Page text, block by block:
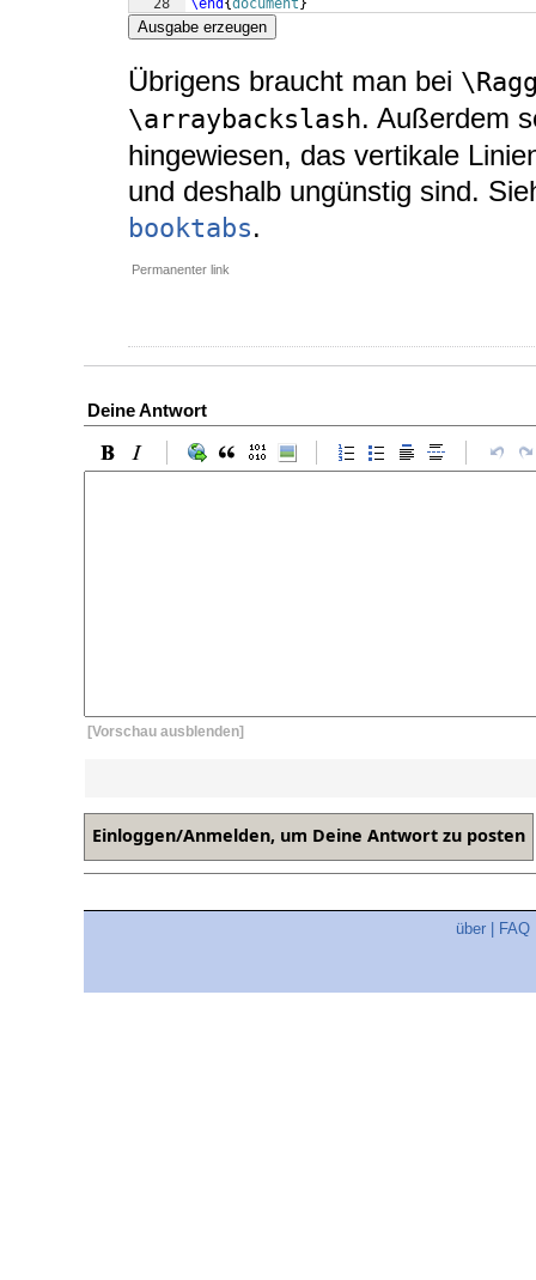
28 \end {document }
Ausgabe erzeugen
Übrigens braucht man bei
\arraybackslash. Außerdem
hingewiesen, das vertikale
und deshalb ungünstig sind.
booktabs.
Permanenter link
Deine Antwort
[Vorschau ausblenden]
über FAQ